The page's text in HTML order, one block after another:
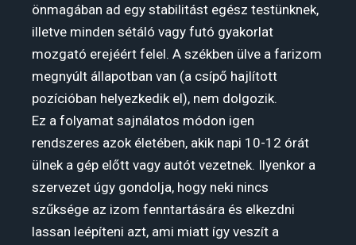
önmagában ad egy stabilitást egész testünknek,
illetve minden sétáló vagy futó gyakorlat
mozgató erejéért felel. A székben ülve a farizom
megnyúlt állapotban van (a csípő hajlított
pozícióban helyezkedik el), nem dolgozik.
Ez a folyamat sajnálatos módon igen
rendszeres azok életében, akik napi 10-12 órát
ülnek a gép előtt vagy autót vezetnek. Ilyenkor a
szervezet úgy gondolja, hogy neki nincs
szűksége az izom fenntartására és elkezdni
lassan leépíteni azt, ami miatt így veszít a